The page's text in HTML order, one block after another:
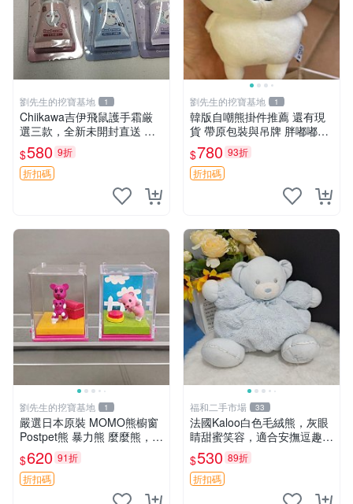
劉先生的挖寶基地 1
Chiikawa吉伊飛鼠護手霜厳
選三款，全新未開封直送 飛
鼠 護手霜 吉伊三款 新貨
$580 9折
折扣碼
劉先生的挖寶基地 1
韓版自嘲熊掛件推薦 還有現
貨 帶原包裝與吊牌 胖嘟嘟超
可愛 毛絨手感佳 小熊掛件 自
嘲抱枕 小熊抱枕
$780 93折
折扣碼
劉先生的挖寶基地 1
嚴選日本原裝 MOMO熊櫥窗
Postpet熊 暴力熊 麼麼熊，實
物精緻收藏無損，二手誠意出
售 暴力熊 MOMO熊 日本版
櫥趣熊熊偶
$620 91折
折扣碼
福和二手市場 33
法國Kaloo白色毛絨熊，灰眼
睛甜蜜笑容，適合安撫逗趣可
愛，柔軟面料手感佳。14 白
色安撫熊 毛絨玩具 寶寶逗樂
具
$530 89折
折扣碼